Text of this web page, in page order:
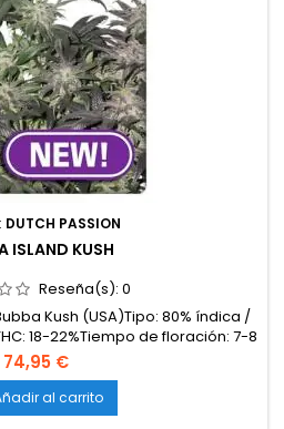
DUTCH PASSION
ISLAND KUSH
Reseña(s): 0
Kush (USA)Tipo: 80% índica /
18-22%Tiempo de floración: 7-8
en interior: 400-500
600-800 g/planta (lista a finales
cm en interior; hasta 160 cm en
y sabores: Terrosos y...
74,95 €
al carrito